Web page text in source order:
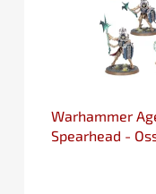
Warhammer
Spearhead -